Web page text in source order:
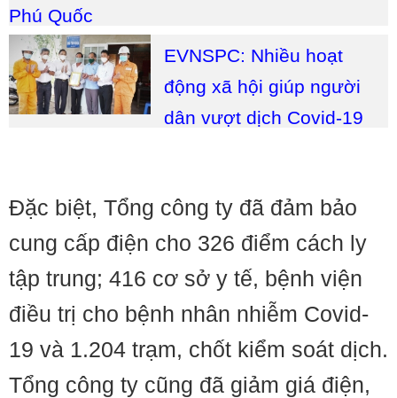
Phú Quốc
EVNSPC: Nhiều hoạt
động xã hội giúp người
dân vượt dịch Covid-19
Đặc biệt, Tổng công ty đã đảm bảo
cung cấp điện cho 326 điểm cách ly
tập trung; 416 cơ sở y tế, bệnh viện
điều trị cho bệnh nhân nhiễm Covid-
19 và 1.204 trạm, chốt kiểm soát dịch.
Tổng công ty cũng đã giảm giá điện,